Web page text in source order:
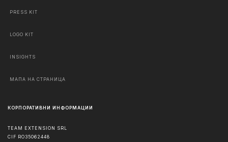
PRESS KIT
LOGO KIT
INSIGHTS
МАПА НА СТРАНИЦА
КОРПОРАТИВНИ ИНФОРМАЦИИ
TEAM EXTENSION SRL
CIF RO35062448